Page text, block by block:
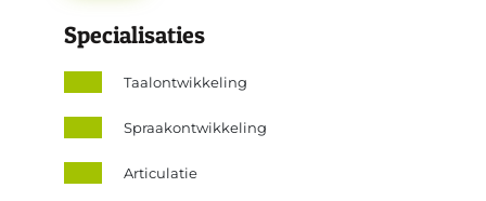
Specialisaties
Taalontwikkeling
Spraakontwikkeling
Articulatie